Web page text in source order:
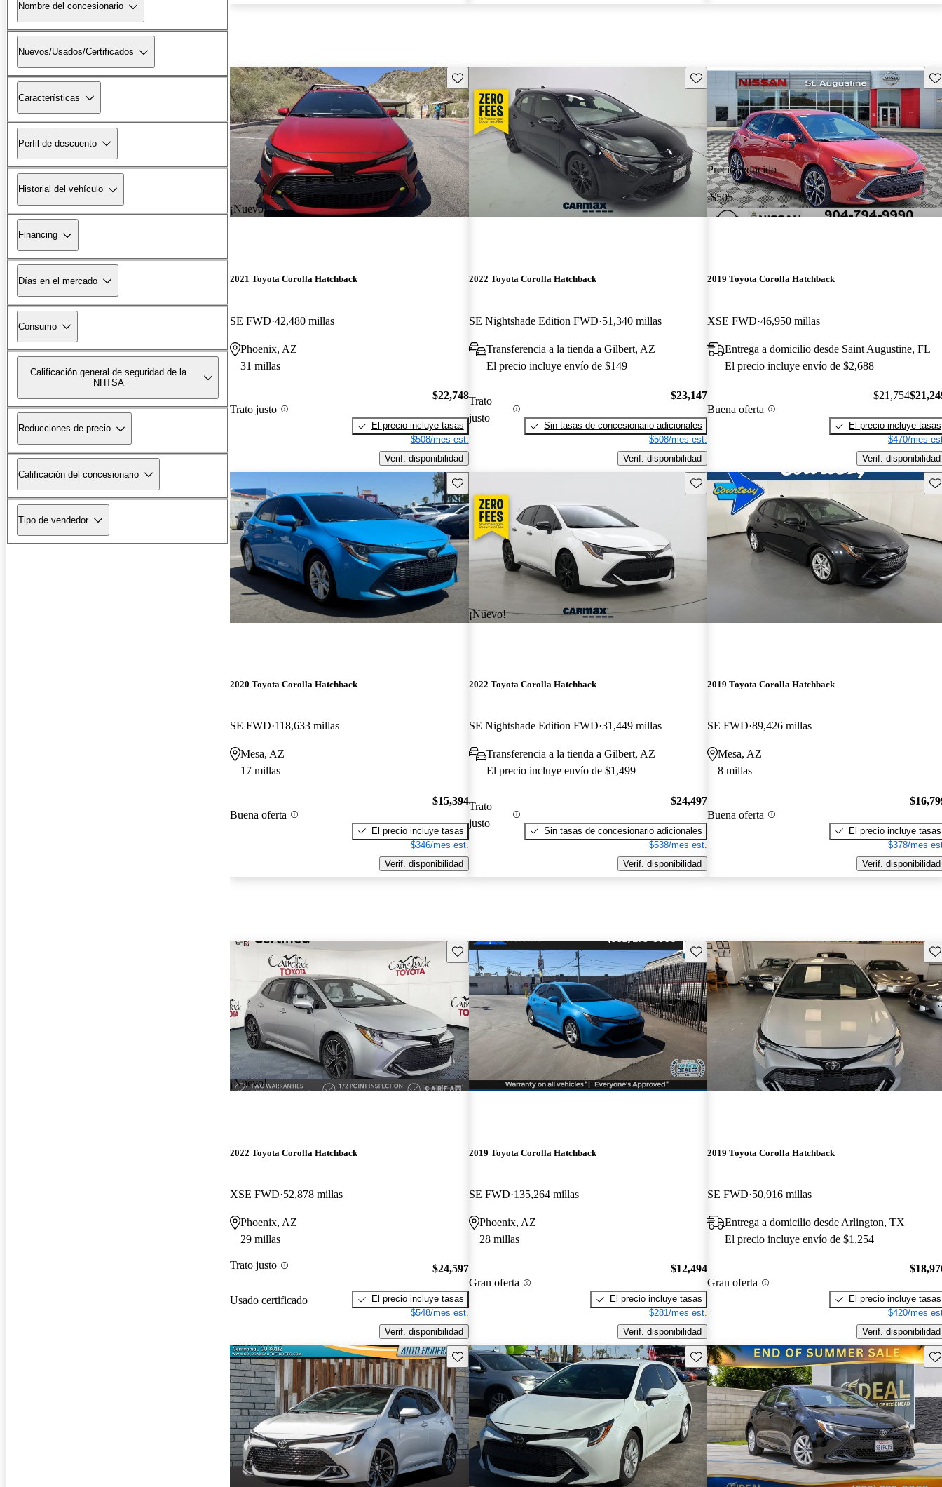
Nombre del concesionario
Nuevos/Usados/Certificados
Características
Perfil de descuento
Historial del vehículo
Financing
Días en el mercado
Consumo
Calificación general de seguridad de la
NHTSA
Reducciones de precio
Calificación del concesionario
Tipo de vendedor
¡Nuevo!
Guarda este Aviso
2021 Toyota Corolla Hatchback
SE FWD 42,480 millas
Phoenix, AZ
31 millas
Trato justo
$22,748
El precio incluye tasas
$508/mes est.
Verif. disponibilidad
Guarda este Aviso
2022 Toyota Corolla Hatchback
SE Nightshade Edition FWD 51,340 millas
Transferencia a la tienda a Gilbert, AZ
El precio incluye envío de $149
Trato
justo
$23,147
Sin tasas de concesionario adicionales
$508/mes est.
Verif. disponibilidad
Precio reducido
-$505
2019 Toyota Corolla Hatchback
XSE FWD 46,950 millas
Entrega a domicilio desde Saint Augustine, FL
El precio incluye envío de $2,688
Buena oferta
$21,754
El precio incluye tasas
$470/mes
Verif. disponibilidad
Guarda este Aviso
2020 Toyota Corolla Hatchback
SE FWD 118,633 millas
Mesa, AZ
17 millas
Buena oferta
$15,394
El precio incluye tasas
$346/mes est.
Verif. disponibilidad
¡Nuevo!
Guarda este Aviso
2022 Toyota Corolla Hatchback
SE Nightshade Edition FWD 31,449 millas
Transferencia a la tienda a Gilbert, AZ
El precio incluye envío de $1,499
Trato
justo
$24,497
Sin tasas de concesionario adicionales
$538/mes est.
Verif. disponibilidad
2019 Toyota Corolla Hatchback
SE FWD 89,426 millas
Mesa, AZ
8 millas
Buena oferta
El precio incluye tasas
$378/mes
Verif. disponibilidad
¡Nuevo!
Guarda este Aviso
2022 Toyota Corolla Hatchback
XSE FWD 52,878 millas
Phoenix, AZ
29 millas
Trato justo
Usado certificado
$24,597
El precio incluye tasas
$548/mes est.
Verif. disponibilidad
Guarda este Aviso
2019 Toyota Corolla Hatchback
SE FWD 135,264 millas
Phoenix, AZ
28 millas
Gran oferta
$12,494
El precio incluye tasas
$281/mes est.
Verif. disponibilidad
2019 Toyota Corolla Hatchback
SE FWD 50,916 millas
Entrega a domicilio desde Arlington, TX
El precio incluye envío de $1,254
Gran oferta
El precio incluye tasas
$420/mes
Verif. disponibilidad
Guarda este Aviso Guarda este Aviso